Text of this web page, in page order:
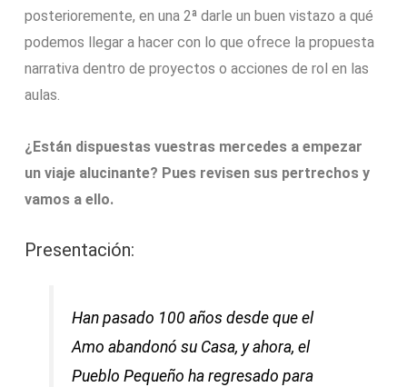
posterioremente, en una 2ª darle un buen vistazo a qué
podemos llegar a hacer con lo que ofrece la propuesta
narrativa dentro de proyectos o acciones de rol en las
aulas.
¿Están dispuestas vuestras mercedes a empezar
un viaje alucinante? Pues revisen sus pertrechos y
vamos a ello.
Presentación:
Han pasado 100 años desde que el
Amo abandonó su Casa, y ahora, el
Pueblo Pequeño ha regresado para